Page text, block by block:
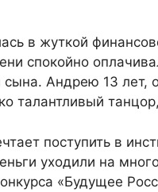
в жуткой
спокойно
Андрею 13 лет,
талантливый
поступить в
уходили на
«Будущее